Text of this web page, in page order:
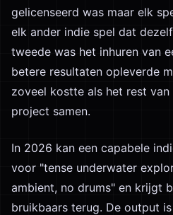
gelicenseerd was maar elk
elk ander indie spel dat
tweede was het inhuren van
betere resultaten opleverde
zoveel kostte als het rest
project samen.
In 2026 kan een capabele
voor "tense underwater
ambient, no drums" en krijgt
bruikbaars terug. De output